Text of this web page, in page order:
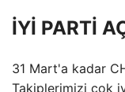
İYİ PARTİ
31 Mart'a kadar
Takiplerimizi çok